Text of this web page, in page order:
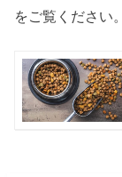
をご覧ください。